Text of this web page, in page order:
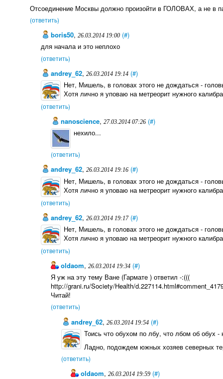
Отсоединение Москвы должно произойти в ГОЛОВАХ, а не в
(ответить)
boris50, 26.03.2014 19:00 (#)
для начала и это неплохо
(ответить)
andrey_62, 26.03.2014 19:14 (#)
Нет, Мишель, в головах этого не дождаться -
Хотя лично я уповаю на метреорит нужного
(ответить)
nanoscience,27.03.2014 07:26 (#)
нехило...
(ответить)
andrey_62, 26.03.2014 19:16 (#)
Нет, Мишель, в головах этого не дождаться -
Хотя лично я уповаю на метреорит нужного
(ответить)
andrey_62, 26.03.2014 19:17 (#)
Нет, Мишель, в головах этого не дождаться -
Хотя лично я уповаю на метреорит нужного
(ответить)
oldaom,26.03.2014 19:34 (#)
Я уж на эту тему Ване (Гармате ) ответил -:(((
http://grani.ru/Society/Health/
Читай!
(ответить)
andrey_62, 26.03.2014 19:54 (#)
Тоись что обухом по лбу, что лбом об обух -
Ладно, подождем южных хозяев северных
(ответить)
oldaom,26.03.2014 19:59 (#)